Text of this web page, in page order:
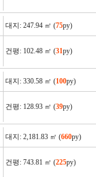
대지: 247.94 ㎡ (75py)
건평: 102.48 ㎡ (31py)
대지: 330.58 ㎡ (100py)
건평: 128.93 ㎡ (39py)
대지: 2,181.83 ㎡ (660py)
건평: 743.81 ㎡ (225py)